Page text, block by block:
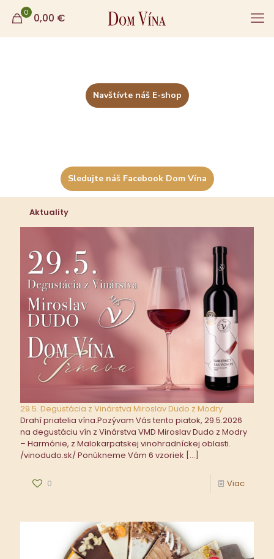
0 0,00 €
Navštívte náš E-shop
Sledujte náš Facebook Dom Vína
Aktuality
29.5. Degustácia z Vinárstva Miroslav Dudo z Modry
Drahí priatelia vína.Pozývam Vás tento piatok, 29.5.2026
na degustáciu vín z Vinárstva VMD Miroslav Dudo z Modry
– Harmónie, z Malokarpatskej vinohradníckej oblasti.
/vinodudo.sk/ Ponúkneme Vám 6 vzoriek […]
0 Viac